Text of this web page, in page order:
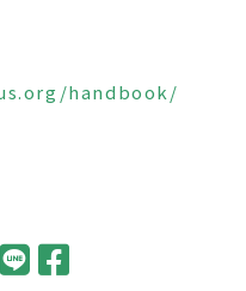
handbook/